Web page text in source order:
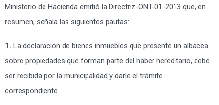
Ministerio de Hacienda emitió la Directriz-ONT-01-2013 que, en
resumen, señala las siguientes pautas:
1. La declaración de bienes inmuebles que presente un albacea
sobre propiedades que forman parte del haber hereditario, debe
ser recibida por la municipalidad y darle el trámite
correspondiente.